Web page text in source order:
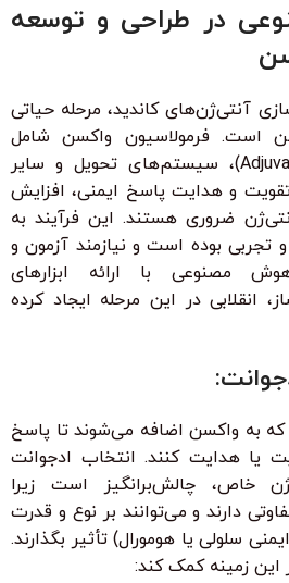
در طراحی و توسعه
آنتی‌ژن‌های کاندید، مرحله حیاتی
است. فرمولاسیون واکسن شامل
انتخاب ادجوانت‌ها (Adjuvants)، سیستم‌های تحویل و سایر
و هدایت پاسخ ایمنی، افزایش
ضروری هستند. این فرآیند به
تجربی بوده است و نیازمند آزمون و
مصنوعی با ارائه ابزارهای
انقلابی در این مرحله ایجاد کرده
به واکسن اضافه می‌شوند تا پاسخ
یا هدایت کنند. انتخاب ادجوانت
خاص، چالش‌برانگیز است زیرا
دارند و می‌توانند بر نوع و قدرت
سلولی یا هومورال) تأثیر بگذارند.
زمینه کمک کند: